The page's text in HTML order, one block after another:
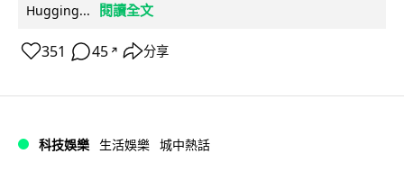
Hugging...
閱讀全文
351 45 ↗ 分享
科技娛樂 生活娛樂 城中熱話